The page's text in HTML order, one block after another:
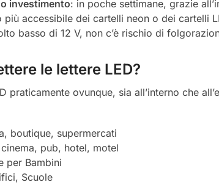
investimento: in poche settimane, grazie
più accessibile dei cartelli neon o dei cartelli
basso di 12 V, non c’è rischio di
le lettere LED?
praticamente ovunque, sia all’interno che
boutique, supermercati
pub, hotel, motel
per Bambini
Scuole